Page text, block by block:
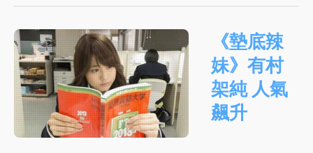
《墊底辣
妹》有村
架純 人氣
飆升